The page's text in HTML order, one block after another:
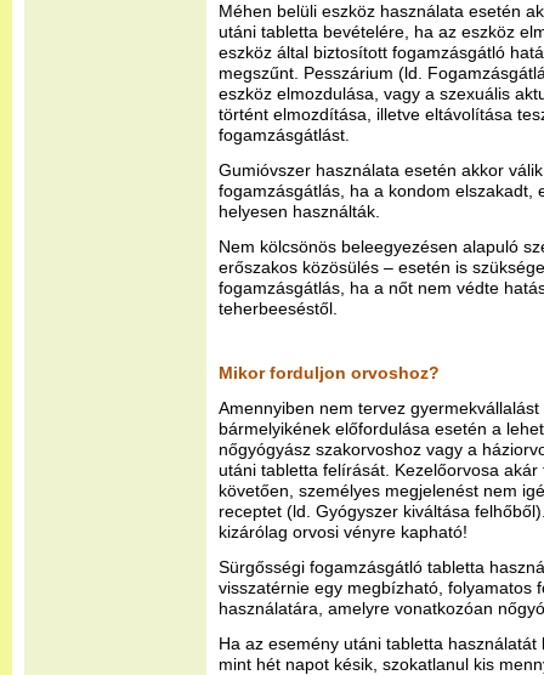
Méhen belüli eszköz használata esetén
utáni tabletta bevételére, ha az eszköz
eszköz által biztosított fogamzásgátló
megszűnt. Pesszárium (ld.
eszköz elmozdulása, vagy a szexuális
történt elmozdítása, illetve eltávolítása
fogamzásgátlást.
Gumióvszer használata esetén akkor
fogamzásgátlás, ha a kondom elszakadt,
helyesen használták.
Nem kölcsönös beleegyezésen alapuló
erőszakos közösülés – esetén is
fogamzásgátlás, ha a nőt nem védte
teherbeeséstől.
Mikor forduljon orvoshoz?
Amennyiben nem tervez
bármelyikének előfordulása esetén a
nőgyógyász szakorvoshoz vagy a
utáni tabletta felírását. Kezelőorvosa
követően, személyes megjelenést nem
receptet (ld. Gyógyszer kiváltása
kizárólag orvosi vényre kapható!
Sürgősségi fogamzásgátló tabletta
visszatérnie egy megbízható, folyamatos
használatára, amelyre vonatkozóan
Ha az esemény utáni tabletta
mint hét napot késik, szokatlanul kis